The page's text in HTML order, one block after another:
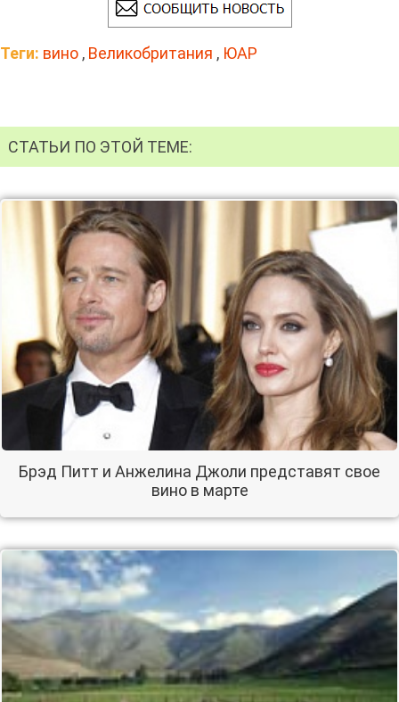
Теги: вино , Великобритания , ЮАР
СТАТЬИ ПО ЭТОЙ ТЕМЕ:
Брэд Питт и Анжелина Джоли представят свое
вино в марте